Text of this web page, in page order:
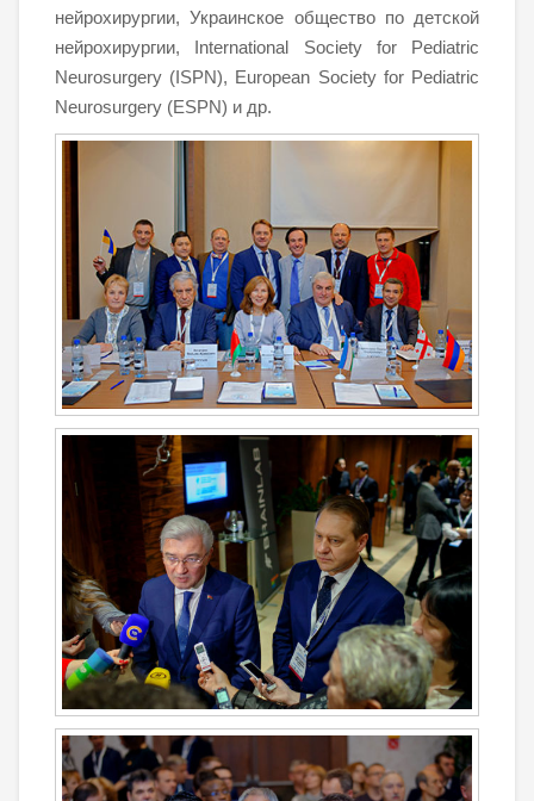
нейрохирургии, Украинское общество по детской
нейрохирургии, International Society for Pediatric
Neurosurgery (ISPN), European Society for Pediatric
Neurosurgery (ESPN) и др.